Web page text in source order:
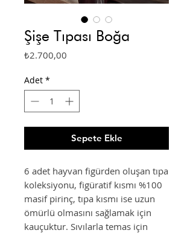
Şişe Tıpası Boğa
₺2.700,00
Adet *
Sepete Ekle
6 adet hayvan figürden oluşan tıpa
koleksiyonu, figüratif kısmı %100
masif pirinç, tıpa kısmı ise uzun
ömürlü olmasını sağlamak için
kauçuktur. Sıvılarla temas için